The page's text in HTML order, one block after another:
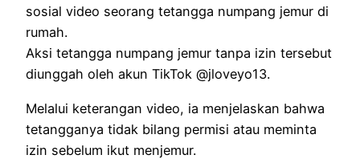
sosial video seorang tetangga numpang jemur di
rumah.
Aksi tetangga numpang jemur tanpa izin tersebut
diunggah oleh akun TikTok @jloveyo13.
Melalui keterangan video, ia menjelaskan bahwa
tetangganya tidak bilang permisi atau meminta
izin sebelum ikut menjemur.